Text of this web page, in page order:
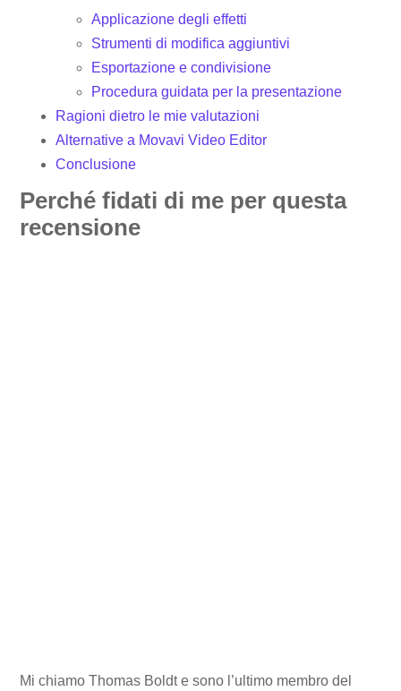
Applicazione degli effetti
Strumenti di modifica aggiuntivi
Esportazione e condivisione
Procedura guidata per la presentazione
Ragioni dietro le mie valutazioni
Alternative a Movavi Video Editor
Conclusione
Perché fidati di me per questa
recensione
Mi chiamo Thomas Boldt e sono l’ultimo membro del